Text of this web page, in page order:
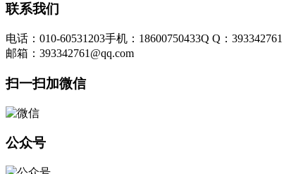
联系我们
电话：010-60531203手机：18600750433Q Q：393342761
邮箱：393342761@qq.com
扫一扫加微信
公众号